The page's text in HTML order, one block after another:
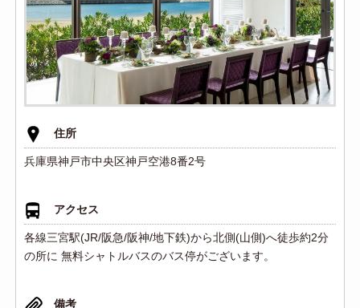
住所
兵庫県神戸市中央区神戸空港8番2号
アクセス
各線三宮駅(JR/阪急/阪神/地下鉄)から北側(山側)へ徒歩約2分
の所に 無料シャトルバスのバス停がございます。
備考